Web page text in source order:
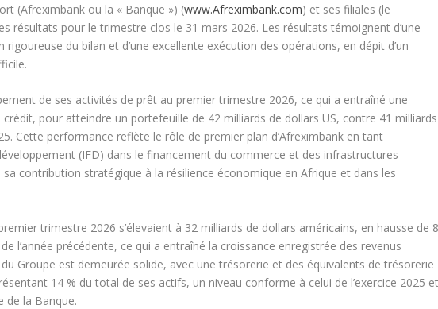
(Afreximbank ou la « Banque ») (www.Afreximbank.com) et ses filiales (le
résultats pour le trimestre clos le 31 mars 2026. Les résultats témoignent d’une
rigoureuse du bilan et d’une excellente exécution des opérations, en dépit d’un
de ses activités de prêt au premier trimestre 2026, ce qui a entraîné une
pour atteindre un portefeuille de 42 milliards de dollars US, contre 41 milliards
Cette performance reflète le rôle de premier plan d’Afreximbank en tant
(IFD) dans le financement du commerce et des infrastructures
contribution stratégique à la résilience économique en Afrique et dans les
trimestre 2026 s’élevaient à 32 milliards de dollars américains, en hausse de
l’année précédente, ce qui a entraîné la croissance enregistrée des revenus
Groupe est demeurée solide, avec une trésorerie et des équivalents de trésorerie
14 % du total de ses actifs, un niveau conforme à celui de l’exercice 2025
de la Banque.